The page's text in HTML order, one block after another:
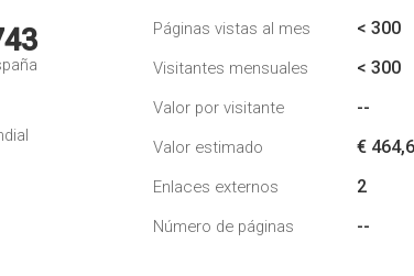
Páginas vistas al mes < 300
Visitantes mensuales < 300
Valor por visitante --
Valor estimado €
Enlaces externos 2
Número de páginas --